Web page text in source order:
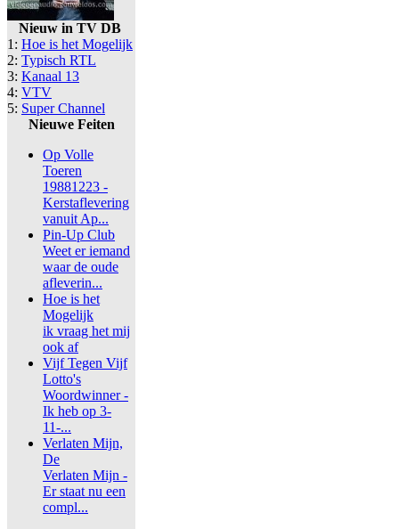
Nieuw in TV DB
1: Hoe is het Mogelijk
2: Typisch RTL
3: Kanaal 13
4: VTV
5: Super Channel
Nieuwe Feiten
Op Volle
Toeren
19881223 -
Kerstaflevering
vanuit Ap...
Pin-Up Club
Weet er iemand
waar de oude
afleverin...
Hoe is het
Mogelijk
ik vraag het mij
ook af
Vijf Tegen Vijf
Lotto's
Woordwinner -
Ik heb op 3-
11-...
Verlaten Mijn,
De
Verlaten Mijn -
Er staat nu een
compl...